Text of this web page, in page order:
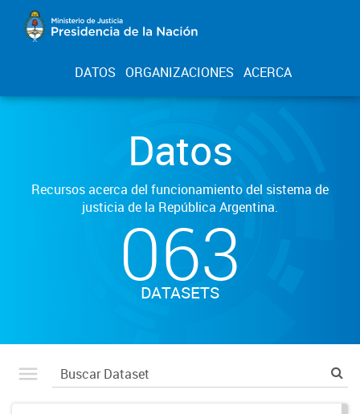
DATOS ORGANIZACIONES ACERCA
Datos
Recursos acerca del funcionamiento del sistema de
justicia de la República Argentina.
063
DATASETS